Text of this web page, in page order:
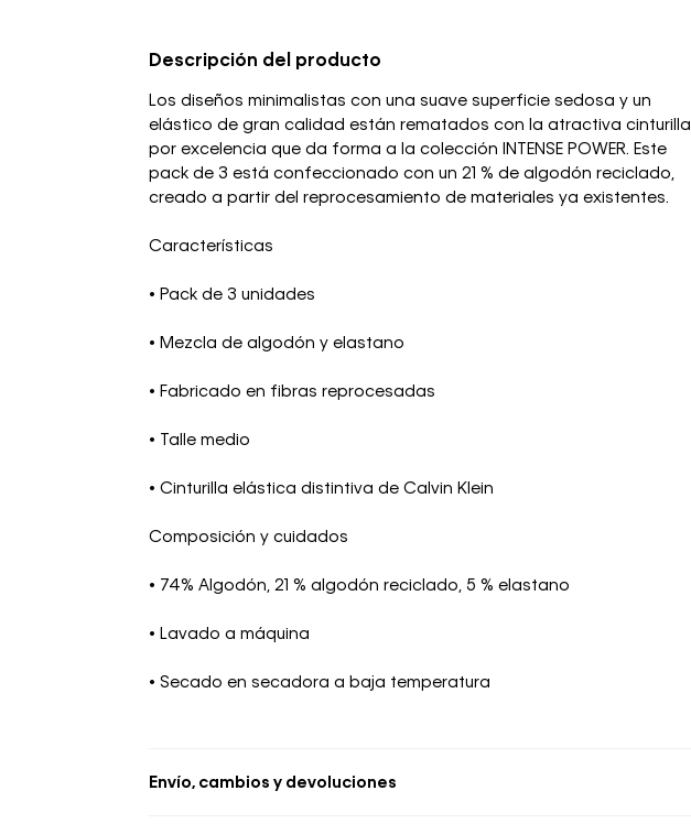
Descripción del producto
Los diseños minimalistas con una suave superficie sedosa y un
elástico de gran calidad están rematados con la atractiva cinturilla
por excelencia que da forma a la colección INTENSE POWER. Este
pack de 3 está confeccionado con un 21 % de algodón reciclado,
creado a partir del reprocesamiento de materiales ya existentes.
Características
• Pack de 3 unidades
• Mezcla de algodón y elastano
• Fabricado en fibras reprocesadas
• Talle medio
• Cinturilla elástica distintiva de Calvin Klein
Composición y cuidados
• 74% Algodón, 21 % algodón reciclado, 5 % elastano
• Lavado a máquina
• Secado en secadora a baja temperatura
Envío, cambios y devoluciones